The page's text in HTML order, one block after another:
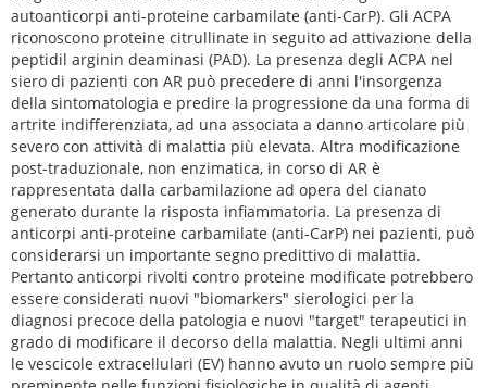
autoanticorpi anti-proteine carbamilate (anti-CarP). Gli ACPA
riconoscono proteine citrullinate in seguito ad attivazione della
peptidil arginin deaminasi (PAD). La presenza degli ACPA nel
siero di pazienti con AR può precedere di anni l'insorgenza
della sintomatologia e predire la progressione da una forma di
artrite indifferenziata, ad una associata a danno articolare più
severo con attività di malattia più elevata. Altra modificazione
post-traduzionale, non enzimatica, in corso di AR è
rappresentata dalla carbamilazione ad opera del cianato
generato durante la risposta infiammatoria. La presenza di
anticorpi anti-proteine carbamilate (anti-CarP) nei pazienti, può
considerarsi un importante segno predittivo di malattia.
Pertanto anticorpi rivolti contro proteine modificate potrebbero
essere considerati nuovi "biomarkers" sierologici per la
diagnosi precoce della patologia e nuovi "target" terapeutici in
grado di modificare il decorso della malattia. Negli ultimi anni
le vescicole extracellulari (EV) hanno avuto un ruolo sempre più